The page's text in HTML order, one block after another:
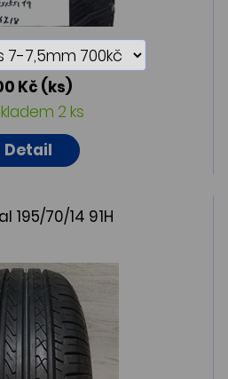
Kč (ks)
2 ks
Detail
195/70/14 91H